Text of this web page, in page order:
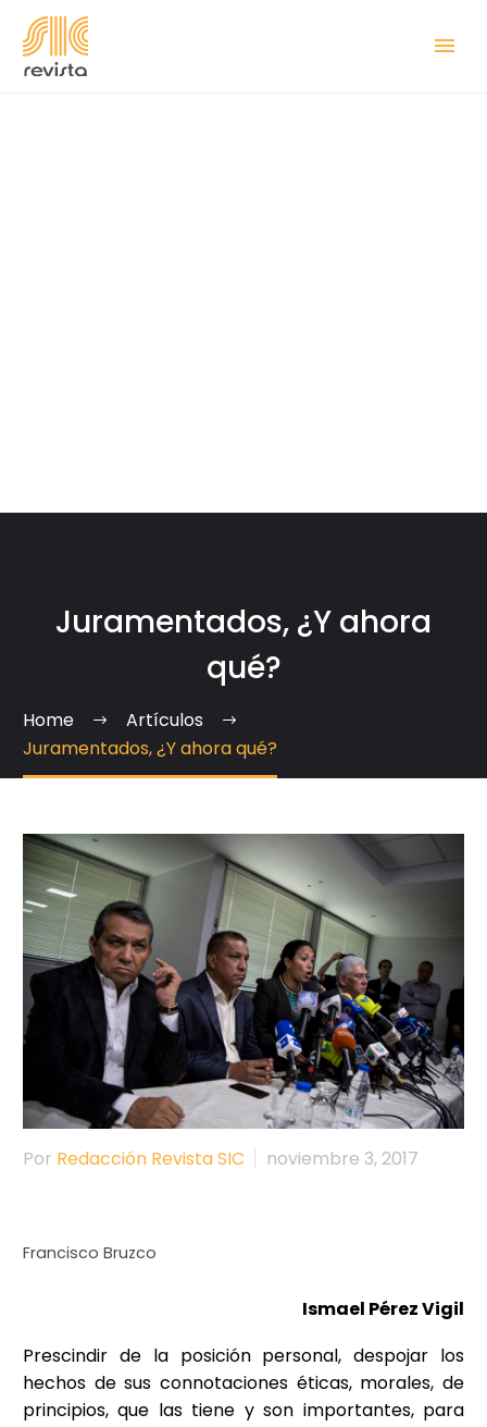
Juramentados, ¿Y ahora
qué?
Home
Artículos
Juramentados, ¿Y ahora qué?
Por Redacción Revista SIC noviembre 3, 2017
Francisco Bruzco
Ismael Pérez Vigil
Prescindir de la posición personal, despojar los
hechos de sus connotaciones éticas, morales, de
principios, que las tiene y son importantes, para